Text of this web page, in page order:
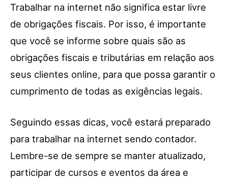
Trabalhar na internet não significa estar livre
de obrigações fiscais. Por isso, é importante
que você se informe sobre quais são as
obrigações fiscais e tributárias em relação aos
seus clientes online, para que possa garantir o
cumprimento de todas as exigências legais.
Seguindo essas dicas, você estará preparado
para trabalhar na internet sendo contador.
Lembre-se de sempre se manter atualizado,
participar de cursos e eventos da área e